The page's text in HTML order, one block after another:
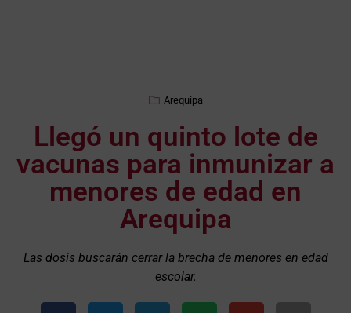
Arequipa
Llegó un quinto lote de
vacunas para inmunizar a
menores de edad en
Arequipa
Las dosis buscarán cerrar la brecha de menores en edad
escolar.